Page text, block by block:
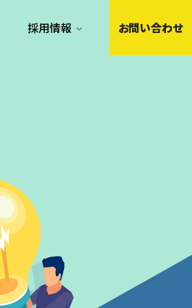
採用情報 お問い合わせ